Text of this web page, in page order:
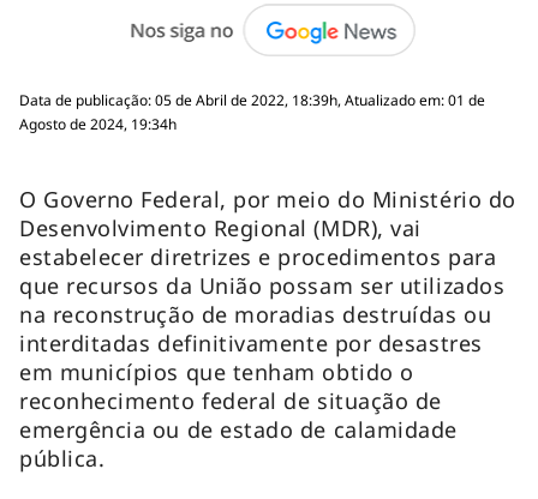
Data de publicação: 05 de Abril de 2022, 18:39h, Atualizado em: 01 de
Agosto de 2024, 19:34h
O Governo Federal, por meio do Ministério do
Desenvolvimento Regional (MDR), vai
estabelecer diretrizes e procedimentos para
que recursos da União possam ser utilizados
na reconstrução de moradias destruídas ou
interditadas definitivamente por desastres
em municípios que tenham obtido o
reconhecimento federal de situação de
emergência ou de estado de calamidade
pública.